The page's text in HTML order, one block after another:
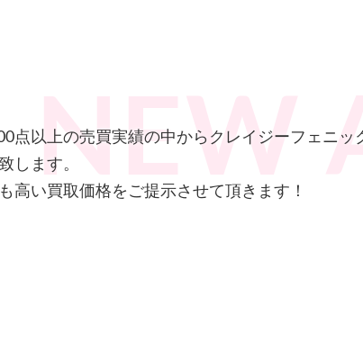
点以上の売買実績の中からクレイジーフェニ
します。
高い買取価格をご提示させて頂きます！